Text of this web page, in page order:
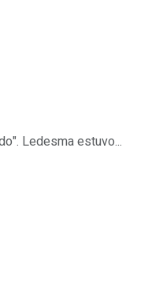
Ledesma estuvo...